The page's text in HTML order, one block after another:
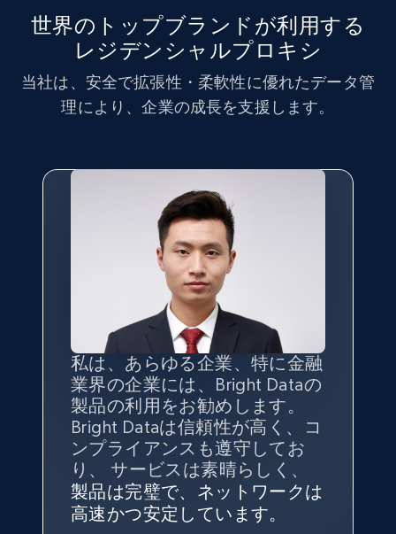
世界のトップブランドが利用する
レジデンシャルプロキシ
当社は、安全で拡張性・柔軟性に優れたデータ管
理により、企業の成長を支援します。
私は、あらゆる企業、特に金融
業界の企業には、Bright Dataの
製品の利用をお勧めします。
Bright Dataは信頼性が高く、コ
ンプライアンスも遵守してお
り、 サービスは素晴らしく、
製品は完璧で、ネットワークは
高速かつ安定しています。
インターネットから公開ウェブ
データを収集する機能なしで
は、ブランドがすべての媒体に
向けて紹介されたこと、またそ
の展開先を知りえることはでき
インターネットから公開ウェブ
データを収集する機能なしで
は、ブランドがすべての媒体に
向けて紹介されたこと、またそ
の展開先を知りえることはでき
ず、また、Bright Dataのサポー
トなしでは急成長を遂げること
はできなかったでしょう。
私の経験から言えば、Bright
Dataのサービスは極めて貴重な
ものでした。Bright Dataのおか
げで、当社のニーズを満たすの
に十分な公開ウェブデータを収
データの 質 と量を最大限に確
保することが最も重要であり、
そこでBright Dataとtgndataの
組み合わせが威力を発揮しま
す。
George Koutsoudopoulos
CEO at tgndata
信頼性に非常に感銘を受けてお
り、Bright Dataには全体的に大
変満足しています。アカウント
マネージャーとは定期的な連絡
ルートがあり、非常に協力的で
Bright Dataとの提携には大変満
足しております。全てが順調
で、ネットワークは非常に 安定
しており、 カスタマーサービス
にも満足しています。 サポート